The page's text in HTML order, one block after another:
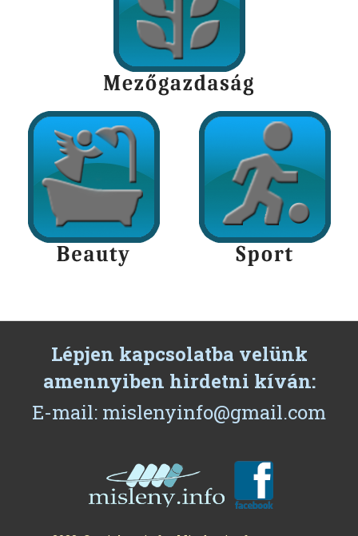
Lépjen kapcsolatba velünk
amennyiben hirdetni kíván:
E-mail: mislenyinfo@gmail.com